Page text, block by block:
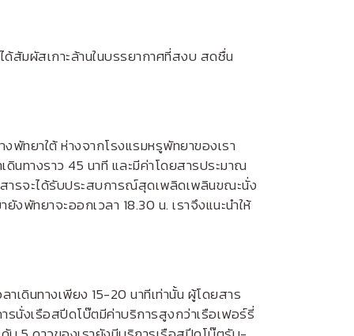
ด้สัมผัสเกาะล้านในบรรยากาศที่สงบ สดชื่น
พัทยาใต้ ห่างจากโรงแรมหรูพัทยาของเรา
นทางราว 45 นาที และมีค่าโดยสารประมาณ
ารจะได้รับประสบการณ์สุดเพลิดเพลินขณะนั่ง
พัทยาจะออกเวลา 18.30 น. เราจึงแนะนำให้
เดินทางเพียง 15-20 นาทีเท่านั้น ผู้โดยสาร
รนั่งเรือสปีดโบ๊ตมีค่าบริการสูงกว่าเรือเฟอร์รี่